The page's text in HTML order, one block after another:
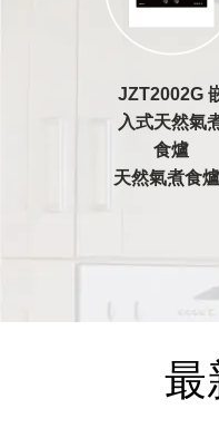
JZT2002G
入式天然氣
食爐
天然氣煮食
最